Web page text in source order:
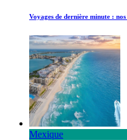
Voyages de dernière minute :
Mexique